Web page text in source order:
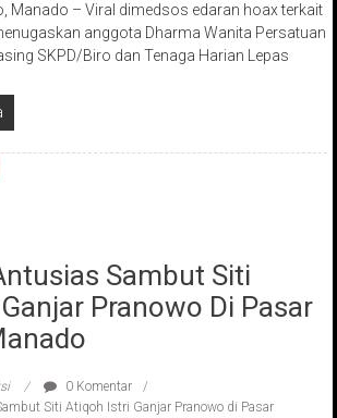
Manado – Viral dimedsos edaran hoax terkait
anggota Dharma Wanita Persatuan
SKPD/Biro dan Tenaga Harian Lepas
Sambut Siti
Pranowo Di Pasar
0 Komentar
Siti Atiqoh Istri Ganjar Pranowo di Pasar